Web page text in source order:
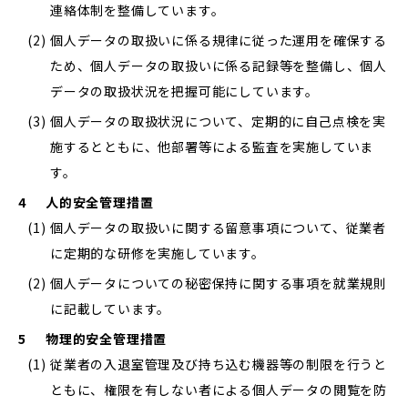
連絡体制を整備しています。
(2) 個人データの取扱いに係る規律に従った運用を確保する
ため、個人データの取扱いに係る記録等を整備し、個人
データの取扱状況を把握可能にしています。
(3) 個人データの取扱状況について、定期的に自己点検を実
施するとともに、他部署等による監査を実施していま
す。
4
人的安全管理措置
(1) 個人データの取扱いに関する留意事項について、従業者
に定期的な研修を実施しています。
(2) 個人データについての秘密保持に関する事項を就業規則
に記載しています。
5
物理的安全管理措置
(1) 従業者の入退室管理及び持ち込む機器等の制限を行うと
ともに、権限を有しない者による個人データの閲覧を防